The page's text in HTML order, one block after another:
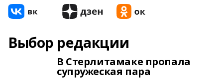
Выбор редакции
В Стерлитамаке пропала
супружеская пара